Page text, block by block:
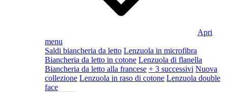
Apri
menu
Saldi biancheria da letto Lenzuola in microfibra
Biancheria da letto in cotone Lenzuola di flanella
Biancheria da letto alla francese + 3 successivi Nuova
collezione Lenzuola in raso di cotone Lenzuola double
face